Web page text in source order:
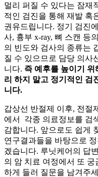
멀리 퍼질 수 있다는 잠재
적인 검진을 통해 재발 혹
권유드립니다. 정기 검진
사, 흉부 x-ray, 뼈 스캔 등
의 빈도와 검사의 종류는
질 수 있으므로 담당 의사
니다. 즉 예후를 높이기
리 하지 말고 정기적인 검
니다.
갑상선 반절제 이후, 전절
에서 각종 의료정보를 검
감합니다. 앞으로도 쉽게
연구결과들을 바탕으로
겠습니다. 루닛케어의 답
의 암 치료 여정에서 또
하게 들러 질문을 남겨주